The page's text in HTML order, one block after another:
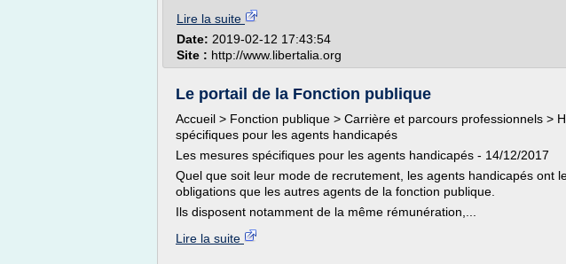
Lire la suite
Date: 2019-02-12 17:43:54
Site : http://www.libertalia.org
Le portail de la Fonction publique
Accueil > Fonction publique > Carrière et parcours professionnels >
spécifiques pour les agents handicapés
Les mesures spécifiques pour les agents handicapés - 14/12/2017
Quel que soit leur mode de recrutement, les agents handicapés ont
obligations que les autres agents de la fonction publique.
Ils disposent notamment de la même rémunération,...
Lire la suite